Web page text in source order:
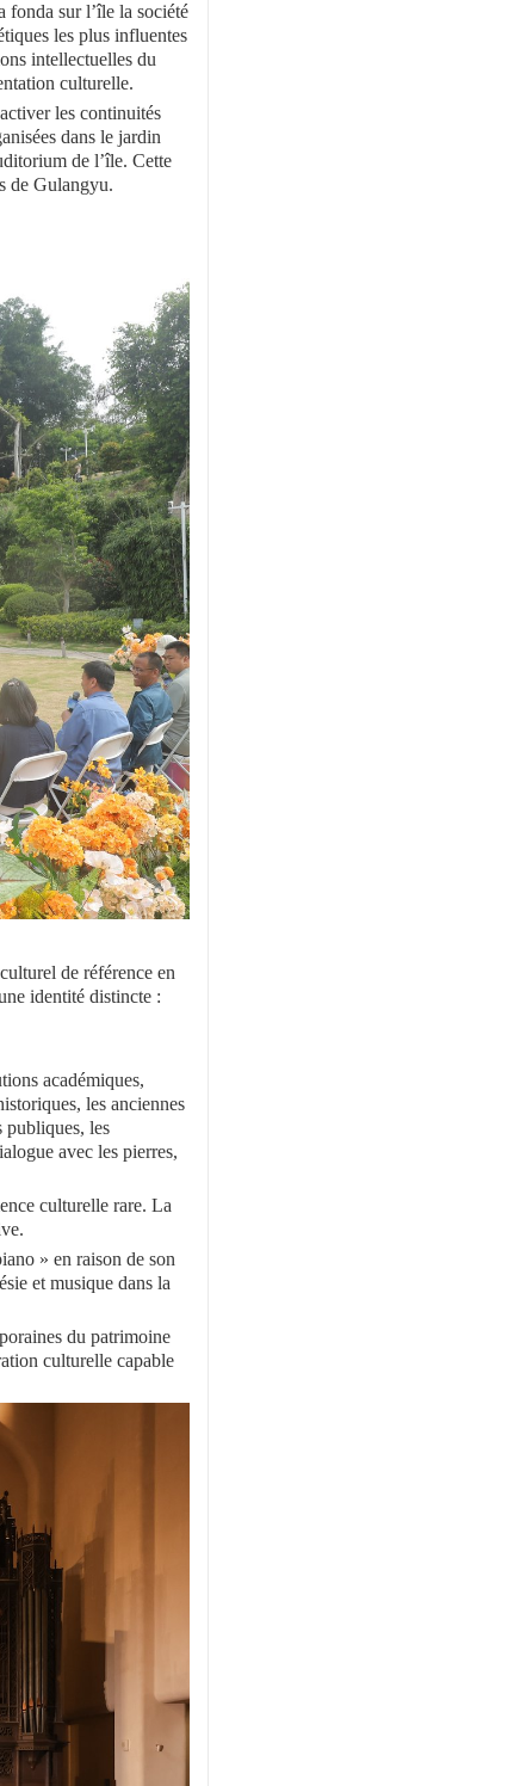
sur l’île la société
les plus influentes
intellectuelles du
culturelle.
les continuités
dans le jardin
de l’île. Cette
de Gulangyu.
de référence en
identité distincte :
académiques,
les anciennes
publiques, les
avec les pierres,
culturelle rare. La
» en raison de son
et musique dans la
du patrimoine
culturelle capable